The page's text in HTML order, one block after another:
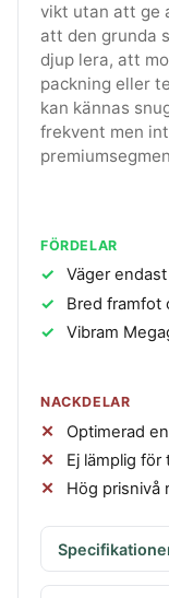
vikt utan att ge
att den grunda
djup lera, att
packning eller
kan kännas
frekvent men
FÖRDELAR
Väger
Bred framfot
Vibram
NACKDELAR
Optimerad
Ej lämplig
Hög prisnivå